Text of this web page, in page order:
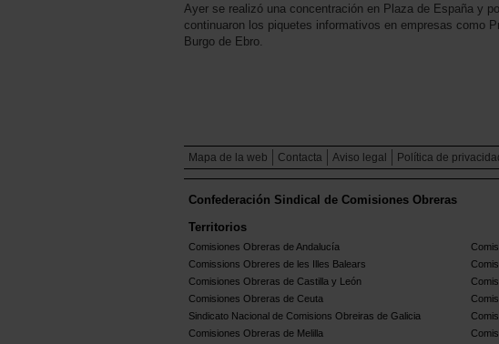
Ayer se realizó una concentración en Plaza de España y
continuaron los piquetes informativos en empresas como
Burgo de Ebro.
Mapa de la web Contacta Aviso legal Política de
Confederación Sindical de Comisiones Obreras
Territorios
Comisiones Obreras de Andalucía
Comissions Obreres de les Illes Balears
Comisiones Obreras de Castilla y León
Comisiones Obreras de Ceuta
Sindicato Nacional de Comisions Obreiras de Galicia
Comisiones Obreras de Melilla